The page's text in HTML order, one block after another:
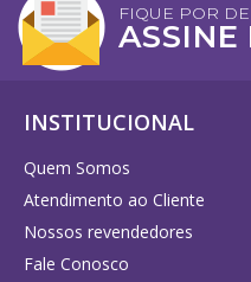
FIQUE POR
ASSINE
INSTITUCIONAL
Quem Somos
Atendimento ao Cliente
Nossos revendedores
Fale Conosco